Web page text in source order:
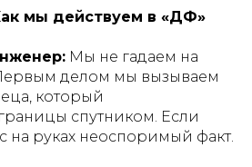
мы действуем в «ДФ»
Мы не гадаем на
делом мы вызываем
который
спутником. Если
на руках неоспоримый факт.